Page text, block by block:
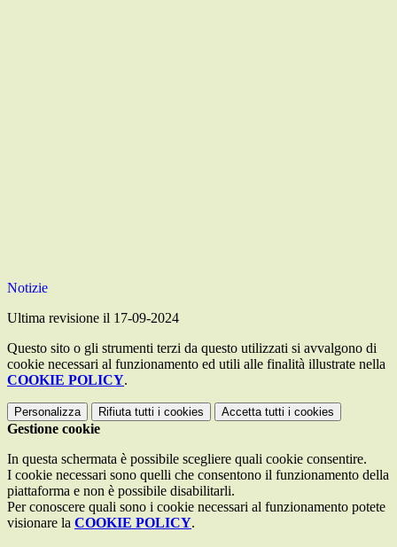
Notizie
Ultima revisione il 17-09-2024
Questo sito o gli strumenti terzi da questo utilizzati si avvalgono di
cookie necessari al funzionamento ed utili alle finalità illustrate nella
COOKIE POLICY.
Personalizza Rifiuta tutti i cookies Accetta tutti i cookies
Gestione cookie
In questa schermata è possibile scegliere quali cookie consentire.
I cookie necessari sono quelli che consentono il funzionamento della
piattaforma e non è possibile disabilitarli.
Per conoscere quali sono i cookie necessari al funzionamento potete
visionare la COOKIE POLICY.